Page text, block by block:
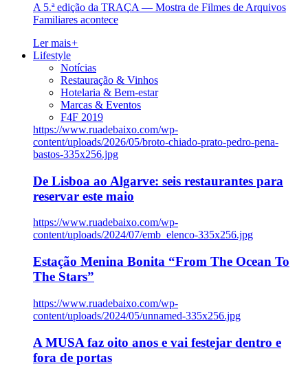
A 5.ª edição da TRAÇA — Mostra de Filmes de Arquivos
Familiares acontece
Ler mais+
Lifestyle
Notícias
Restauração & Vinhos
Hotelaria & Bem-estar
Marcas & Eventos
F4F 2019
https://www.ruadebaixo.com/wp-
content/uploads/2026/05/broto-chiado-prato-pedro-pena-
bastos-335x256.jpg
De Lisboa ao Algarve: seis restaurantes para
reservar este maio
https://www.ruadebaixo.com/wp-
content/uploads/2024/07/emb_elenco-335x256.jpg
Estação Menina Bonita “From The Ocean To
The Stars”
https://www.ruadebaixo.com/wp-
content/uploads/2024/05/unnamed-335x256.jpg
A MUSA faz oito anos e vai festejar dentro e
fora de portas